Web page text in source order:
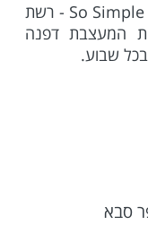
דפנה לוינסון So Simple HDL (Dafna Levinson) - רשת
המעצבת דפנה
בכל שבוע.